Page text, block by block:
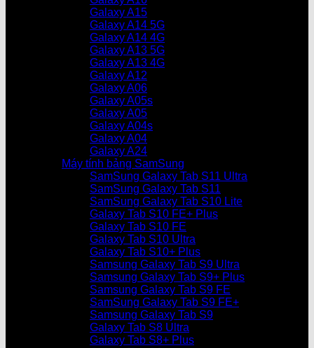
Galaxy A15
Galaxy A14 5G
Galaxy A14 4G
Galaxy A13 5G
Galaxy A13 4G
Galaxy A12
Galaxy A06
Galaxy A05s
Galaxy A05
Galaxy A04s
Galaxy A04
Galaxy A24
Máy tính bảng SamSung
SamSung Galaxy Tab S11 Ultra
SamSung Galaxy Tab S11
SamSung Galaxy Tab S10 Lite
Galaxy Tab S10 FE+ Plus
Galaxy Tab S10 FE
Galaxy Tab S10 Ultra
Galaxy Tab S10+ Plus
Samsung Galaxy Tab S9 Ultra
Samsung Galaxy Tab S9+ Plus
Samsung Galaxy Tab S9 FE
SamSung Galaxy Tab S9 FE+
Samsung Galaxy Tab S9
Galaxy Tab S8 Ultra
Galaxy Tab S8+ Plus